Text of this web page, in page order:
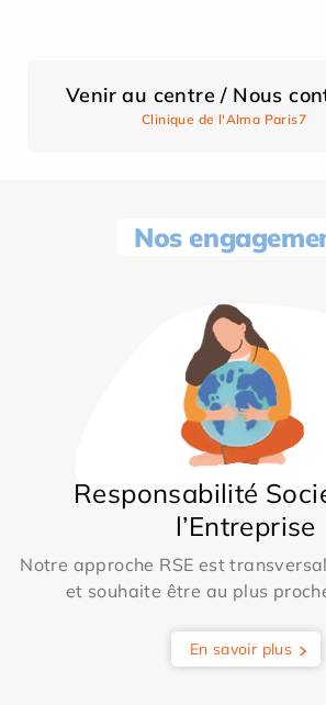
Venir au centre / Nous
Clinique de l'Alma Paris7
Nos
Responsabilité
l’Entreprise
Notre approche RSE est
et souhaite être au plus
En savoir plus